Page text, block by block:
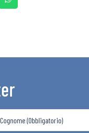
Bollettini ADAPT